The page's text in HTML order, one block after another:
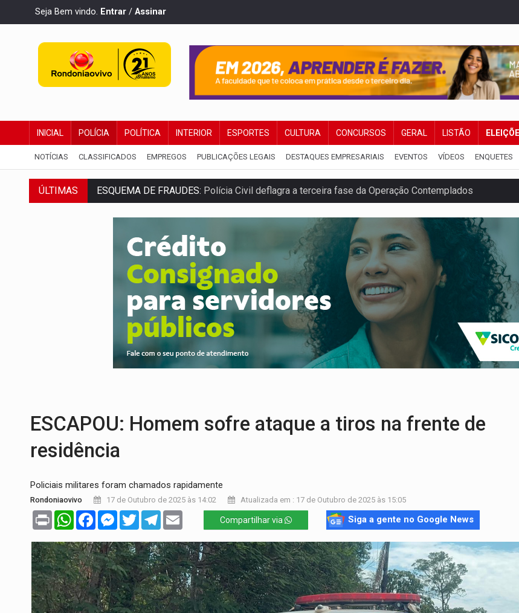
Seja Bem vindo. Entrar / Assinar
INICIAL POLÍCIA POLÍTICA INTERIOR ESPORTES CULTURA CONCURSOS GERAL LISTÃO
NOTÍCIAS CLASSIFICADOS EMPREGOS PUBLICAÇÕES LEGAIS DESTAQUES EMPRESARIAIS EVENTOS VÍDEOS ENQUETES
ÚLTIMAS
ESQUEMA DE FRAUDES:Polícia Civil deflagra a terceira fase da Operação Contemplados
ASSESSOR FLAGRADO:Empresa e ONG que recebeu R$ 12 mi em emendas estão no mesmo
Justiça Eleitoral manda tirar vídeo com suposta deepfake do ar em RO
CONEXÃO RONDONIAOVIVO: Marcio Barreto, pres. da ABAV-RO, alerta sobre golpes na compra de
DA RECICLAGEM AO SUCESSO: A trajetória de superação de Carlinhos Barbershop
'RIO OMERÊ':MPF pede condenação do Banco do Brasil por financiar atividade pecuária em TI
INFRAESTRUTURA: Vilhena realiza audiência pública sobre modernização da BR-364
SEM SISTEMA: Falha afeta atendimentos na Policlínica Oswaldo Cruz
VÍDEO:Colisão entre motos deixa dois feridos próximo ao Skate Parque
ESCAPOU: Homem sofre ataque a tiros na frente de
residência
Policiais militares foram chamados rapidamente
Rondoniaovivo 17 de Outubro de 2025 às 14:02 Atualizada em : 17 de Outubro de 2025 às 15:05
Print WhatsAppFacebookMessenger
TwitterTelegram Compartilhar via Siga a gente no Google News